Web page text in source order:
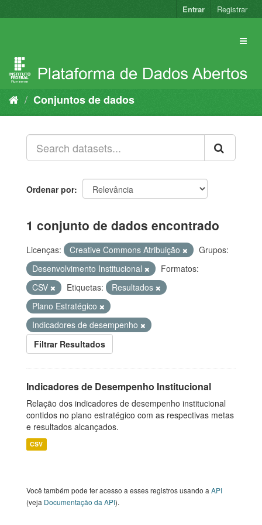
para
Entrar Registrar
Conjuntos de dados
Ordenar por
1 conjunto de dados encontrado
Licenças: Creative Commons Atribuição
Grupos:
Desenvolvimento Institucional
Formatos:
CSV
Etiquetas:
Resultados
Plano Estratégico
Indicadores de desempenho
Filtrar Resultados
Indicadores de Desempenho Institucional
Relação dos indicadores de desempenho institucional
contidos no plano estratégico com as respectivas metas
e resultados alcançados.
CSV
Você também pode ter acesso a esses registros usando aAPI
(veja Documentação da API).